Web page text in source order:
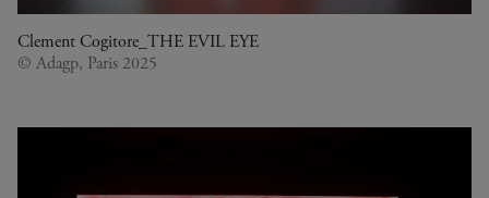
Clement Cogitore_THE EVIL EYE
© Adagp, Paris 2025